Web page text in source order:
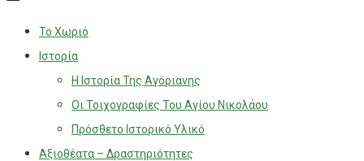
Το Χωριό
Ιστορία
Η Ιστορία Της Αγόριανης
Οι Τοιχογραφίες Του Αγίου Νικολάου
Πρόσθετο Ιστορικό Υλικό
Αξιοθέατα – Δραστηριότητες